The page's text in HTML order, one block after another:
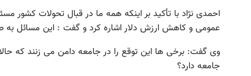
احمدی نژاد با تأکید بر اینکه همه ما در قبال تحولات
عمومی و کاهش ارزش دلار اشاره کرد و گفت : این مسائل به
وی گفت: برخی ها این توقع را در جامعه دامن می زنند که
جامعه دارد؟